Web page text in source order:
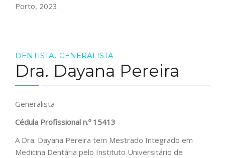
Porto, 2023.
DENTISTA, GENERALISTA
Dra. Dayana Pereira
Generalista
Cédula Profissional n.º15413
A Dra. Dayana Pereira tem Mestrado Integrado em
Medicina Dentária pelo Instituto Universitário de